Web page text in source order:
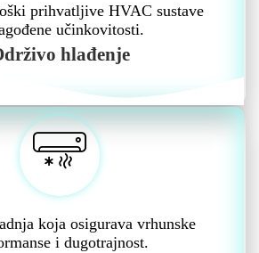
prihvatljive HVAC sustave
učinkovitosti.
hlađenje
koja osigurava vrhunske
i dugotrajnost.